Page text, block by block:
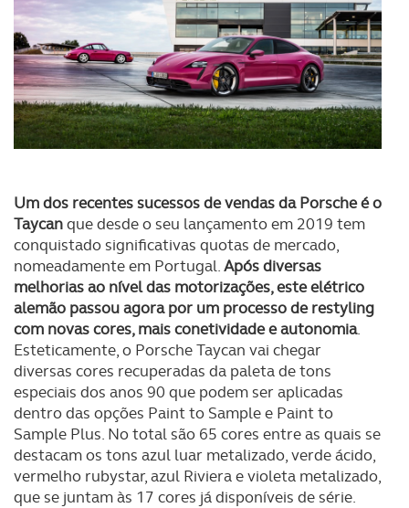
Um dos recentes sucessos de vendas da Porsche é o
Taycanque desde o seu lançamento em 2019 tem
conquistado significativas quotas de mercado,
nomeadamente em Portugal.Após diversas
melhorias ao nível das motorizações, este elétrico
alemão passou agora por um processo de restyling
com novas cores, mais conetividade e autonomia.
Esteticamente, o Porsche Taycan vai chegar
diversas cores recuperadas da paleta de tons
especiais dos anos 90 que podem ser aplicadas
dentro das opções Paint to Sample e Paint to
Sample Plus. No total são 65 cores entre as quais se
destacam os tons azul luar metalizado, verde ácido,
vermelho rubystar, azul Riviera e violeta metalizado,
que se juntam às 17 cores já disponíveis de série.